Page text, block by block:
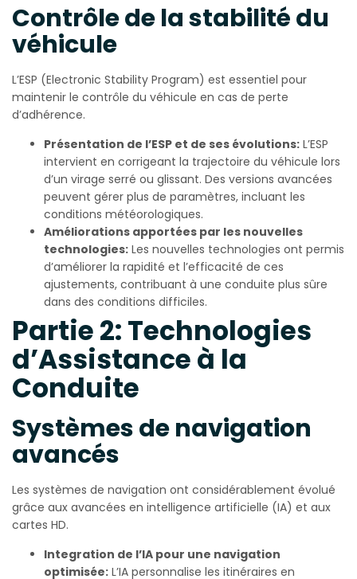
Contrôle de la stabilité du
véhicule
L’ESP (Electronic Stability Program) est essentiel pour
maintenir le contrôle du véhicule en cas de perte
d’adhérence.
Présentation de l’ESP et de ses évolutions: L’ESP
intervient en corrigeant la trajectoire du véhicule lors
d’un virage serré ou glissant. Des versions avancées
peuvent gérer plus de paramètres, incluant les
conditions météorologiques.
Améliorations apportées par les nouvelles
technologies: Les nouvelles technologies ont permis
d’améliorer la rapidité et l’efficacité de ces
ajustements, contribuant à une conduite plus sûre
dans des conditions difficiles.
Partie 2: Technologies
d’Assistance à la
Conduite
Systèmes de navigation
avancés
Les systèmes de navigation ont considérablement évolué
grâce aux avancées en intelligence artificielle (IA) et aux
cartes HD.
Integration de l’IA pour une navigation
optimisée: L’IA personnalise les itinéraires en